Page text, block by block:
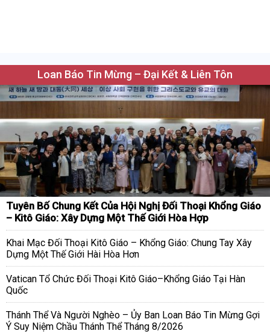
Loan Báo Tin Mừng – Đại Kết & Liên Tôn
Tuyên Bố Chung Kết Của Hội Nghị Đối Thoại Khổng Giáo
– Kitô Giáo: Xây Dựng Một Thế Giới Hòa Hợp
Khai Mạc Đối Thoại Kitô Giáo – Khổng Giáo: Chung Tay Xây
Dựng Một Thế Giới Hài Hòa Hơn
Vatican Tổ Chức Đối Thoại Kitô Giáo–Khổng Giáo Tại Hàn
Quốc
Thánh Thể Và Người Nghèo – Ủy Ban Loan Báo Tin Mừng Gợi
Ý Suy Niệm Chầu Thánh Thể Tháng 8/2026